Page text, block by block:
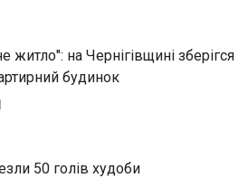
житло": на Чернігівщині зберігся
будинок
50 голів худоби